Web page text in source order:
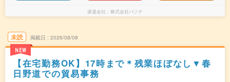
派遣会社 株式会社パソナ
未読
NEW
掲載日 2026/08/08
【在宅勤務OK】17時まで＊残業ほぼなし▼春
日野道での貿易事務